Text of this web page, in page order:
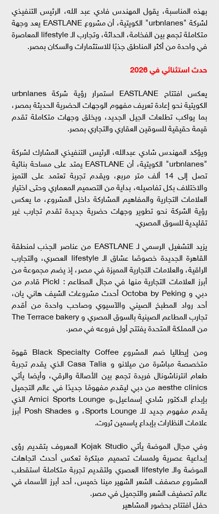
بهذه المناسبة، يقول المهندس فادي عبد الله، الرئيس التنفيذي
لشركة "urbnlanes" الكويتية، أن مشروع EASTLANE يعد وجهة
متكاملة تجمع بين الفخامة، الحداثة، وتجارب الـ lifestyle المعاصرة
في واحدة من أكثر المناطق جذبًا للاستثمارات والسكان بمصر.
حدث استثنائي في 2026
يعكس افتتاح EASTLANE استمرار رؤية شركة urbnlanes
الكويتية نحو إعادة تعريف مفهوم الوجهات الحضرية الحديثة بمصر،
بما يواكب تطلعات الجيل الجديد، ويخلق وجهات متكاملة تقدم
قيمة حقيقية للسوقين العقاري والتجاري بمصر.
ويؤكد المهندس شادي عبدالله، الرئيس التنفيذي المشارك لشركة
"urbnlanes" الكويتية، أن EASTLANE يمتد على مساحة بنائية
تصل إلى 14 ألف متر مربع، ويقدم تجربة تعتمد على التميز
والاختلاف بكل تفاصيله، بداية من التصميم المعماري وحتى اختيار
العلامات التجارية والمفاهيم المشاركة داخل المشروع، ما يعكس
رؤية الشركة نحو تطوير وجهات حضرية جديدة تقدم تجارب غير
تقليدية للسوق المصري.
يزيد التشغيل الرسمي لـ EASTLANE من عناصر الجذب لمنطقة
القاهرة الجديدة خصوصًا عشاق الـ lifestyle العصري، والتجارب
الراقية، والعلامات التجارية المميزة في مصر، إذ يضم مجموعة من
أبرز العلامات التجارية منها في مجال المطاعم : Pickl قادم من
دبي و Octoba by Peking أحدث مشروعات الشيف هاني يان،
أحد رواد المطبخ الصيني والآسيوي وصاحب واحدة من أقدم
تجارب المطاعم الصينية بالسوق المصري و The Terrace bakery
من المملكة المتحدة يفتتح أول فروعه في مصر.
ومن إيطاليا ضم المشروع Black Specialty Coffee قهوة
متخصصة مباشرة من ميلانو و Casa Talia الذي يقدم تجربة
طعام انترناشونال فريدة تجمع بين الأصالة والرقي، وأيضا يأتي
aesthe clinics من دبي ليقدم مفهومًا جديدًا في عالم التجميل
بإبداع الدكتور شادي إسماعيل،و Amici Sports Lounge الذي
يقدم مفهوم جديد للـ Sports Lounge، و Posh Shades أبرز
علامات النظارات بإبداع ياسمين ثروت.
وفي مجال الموضة يأتي Kojak Studio المعروف بتقديم رؤى
إبداعية عصرية ولمسات تصميم مبتكرة تعكس أحدث اتجاهات
الموضة والـ lifestyle العصري ولتقديم تجربة متكاملة استقطب
المشروع مصفف الشعر الشهير مينا خميس، أحد أبرز الأسماء في
عالم تصفيف الشعر والتجميل في مصر.
حفل افتتاح بحضور المشاهير